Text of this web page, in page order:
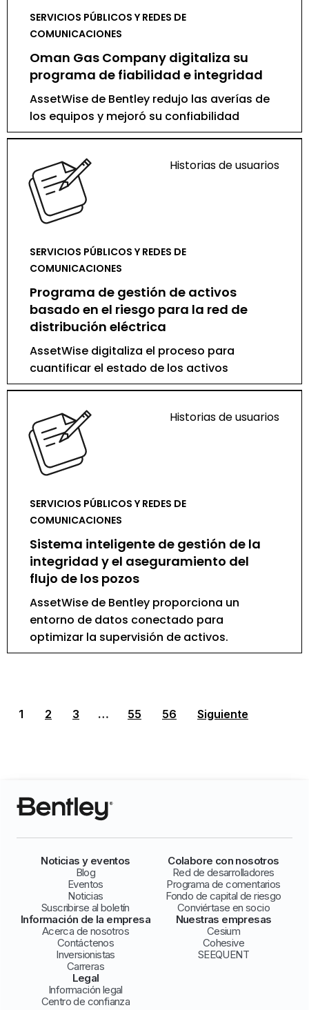
SERVICIOS PÚBLICOS Y REDES DE
COMUNICACIONES
Oman Gas Company digitaliza su
programa de fiabilidad e integridad
AssetWise de Bentley redujo las averías de
los equipos y mejoró su confiabilidad
Historias de usuarios
SERVICIOS PÚBLICOS Y REDES DE
COMUNICACIONES
Programa de gestión de activos
basado en el riesgo para la red de
distribución eléctrica
AssetWise digitaliza el proceso para
cuantificar el estado de los activos
Historias de usuarios
SERVICIOS PÚBLICOS Y REDES DE
COMUNICACIONES
Sistema inteligente de gestión de la
integridad y el aseguramiento del
flujo de los pozos
AssetWise de Bentley proporciona un
entorno de datos conectado para
optimizar la supervisión de activos.
1 2 3 … 55 56 Siguiente
Noticias y eventos
Blog
Eventos
Noticias
Suscribirse al boletín
Colabore con nosotros
Red de desarrolladores
Programa de comentarios
Fondo de capital de riesgo
Conviértase en socio
Información de la empresa
Acerca de nosotros
Contáctenos
Inversionistas
Carreras
Nuestras empresas
Cesium
Cohesive
SEEQUENT
Legal
Información legal
Centro de confianza